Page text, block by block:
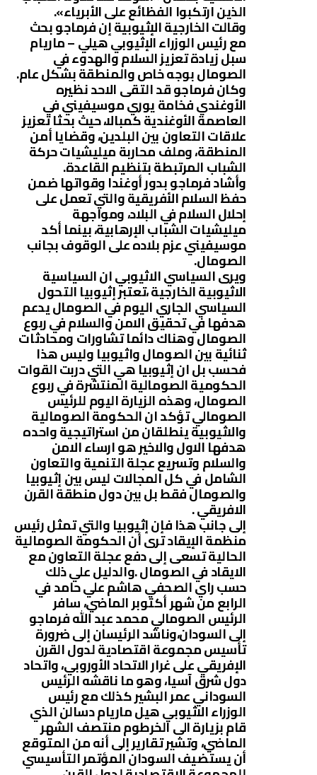
الذين ارتكبوا الفظائع على الأبرياء».
وقالت الخارجية الإثيوبية إن فرماجو بحث
مع رئيس الوزراء الإثيوبي هيلي – ماريام
سبل زيادة تعزيز السلام والهدوء في
الصومال بوجه خاص والمنطقة بشكل عام.
وكان فرماجو قد التقى الاحد نظيره
الأوغندي فخامة يوري موسيفيني في
العاصمة الأوغندية كمبالا، حيث بحثا تعزيز
علاقات التعاون بين البلدين، وقضايا أمن
المنطقة، وملف محاربة ميليشيات حركة
الشباب المرتبطة بتنظيم القاعدة.
وأشاد فرماجو بدور أوغندا وقواتها ضمن
حفظ السلام الأفريقية والتي تعمل على
إحلال السلام في البلاد، ومواجهة
ميليشيات الشباب الإرهابية، بينما أكد
موسيفيني عزم بلاده على الوقوف بجانب
الصومال.
ويرى السياسي الاثيوبي ان السياسية
الاثيوبية الخارجية ،تعتبر إثيوبيا التحول
السياسي الجاري اليوم في الصومال يدعم
هدفها في تحقيق الامن والسلام في ربوع
الصومال وهناك دائما تشاورات ومحادثات
ثنائية بين الصومال واثيوبيا وليس هذا
فحسب بل ان إثيوبيا هي التي دربت القوات
الحكومية الصومالية المنتشرة في ربوع
الصومال، وهذه الزيارة اليوم للرئيس
الصومالي تؤكد ان الحكومة الصومالية
والاثيوبية ينطلقان من استراتيجية واحده
هدفها الاول والاخير هو ارساء الامن
والسلام وتسريع عجلة التنمية والتعاون
الشامل في كل المجالات ليس بين إثيوبيا
والصومال فقط بل بين دول منطقة القرن
الافريقي .
إلى جانب هذا فإن إثيوبيا والتي تمثل رئيس
منظمة الإيقاد ترى أن الحكومة الصومالية
الحالية تسعى إلى دفع عجلة التعاون مع
الايقاد في الصومال .والدليل علي ذلك
حسب راي الصحفي هاشم علي حامد في
الرابع من شهر أكتوبر الماضي، سافر
الرئيس الصومالي محمد عبد الله فرماجو
إلى السودان،وناشد الرئيسان إلى ضرورة
تأسيس مجموعة اقتصادية لدول القرن
الإفريقي على غرار الاتحاد الأوروبي، واتحاد
دول شرق آسيا، وهو ما ناقشه الرئيس
السوداني عمر البشير كذلك مع رئيس
الوزراء الاثيوبي هيل ماريام دسالن الذي
قام بزيارة الى الخرطوم منتصف الشهر
الماضي، وتشير تقارير إلى أنه من المتوقع
أن يستضيف السودان المؤتمر التأسيسي